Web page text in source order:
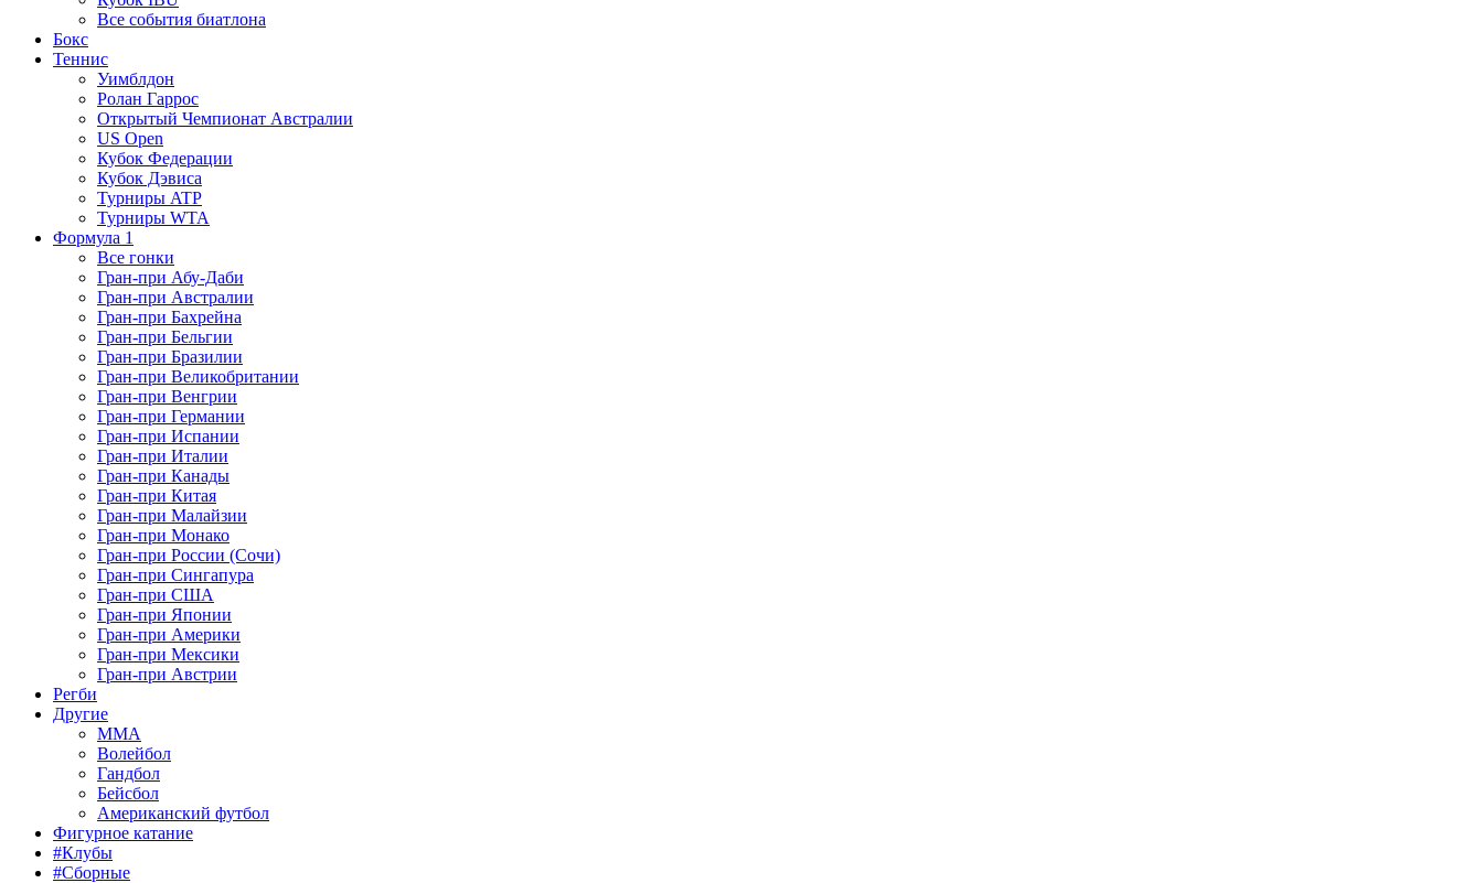
Все события биатлона
Бокс
Теннис
Уимблдон
Ролан Гаррос
Открытый Чемпионат Австралии
US Open
Кубок Федерации
Кубок Дэвиса
Турниры ATP
Турниры WTA
Формула 1
Все гонки
Гран-при Абу-Даби
Гран-при Австралии
Гран-при Бахрейна
Гран-при Бельгии
Гран-при Бразилии
Гран-при Великобритании
Гран-при Венгрии
Гран-при Германии
Гран-при Испании
Гран-при Италии
Гран-при Канады
Гран-при Китая
Гран-при Малайзии
Гран-при Монако
Гран-при России (Сочи)
Гран-при Сингапура
Гран-при США
Гран-при Японии
Гран-при Америки
Гран-при Мексики
Гран-при Австрии
Регби
Другие
MMA
Волейбол
Гандбол
Бейсбол
Американский футбол
Фигурное катание
#Клубы
#Сборные